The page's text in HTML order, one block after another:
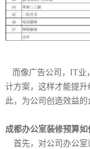
而像广告公司，IT业
计方案，这样才能提
此，为公司创造效益的
成都办公室装修预算如
首先，对公司办公室